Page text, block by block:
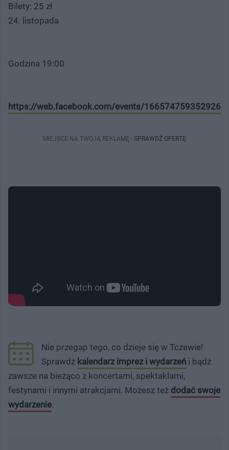
Bilety: 25 zł
24. listopada
Godzina 19:00
https://web.facebook.com/events/1665747593529261/
MIEJSCE NA TWOJĄ REKLAMĘ - SPRAWDŹ OFERTĘ
Nie przegap tego, co dzieje się w Tczewie!
Sprawdź kalendarz imprez i wydarzeń i bądź
zawsze na bieżąco z koncertami, spektaklami,
festynami i innymi atrakcjami. Możesz też dodać swoje
wydarzenie.